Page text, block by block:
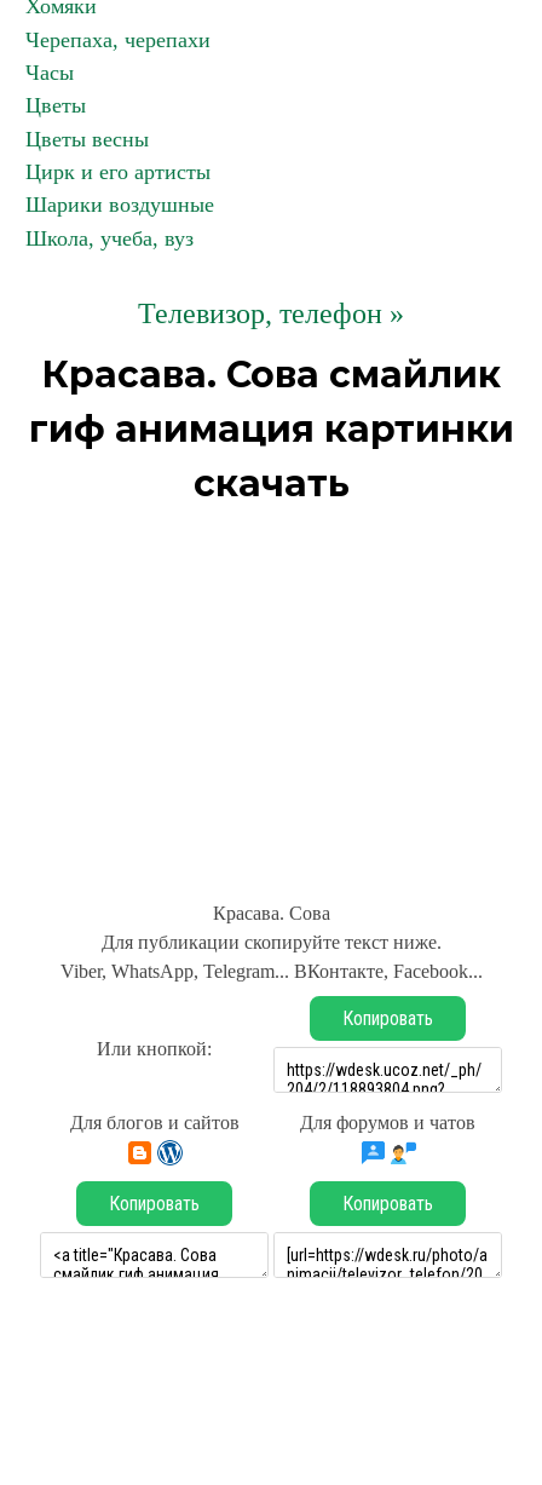
Хомяки
Черепаха, черепахи
Часы
Цветы
Цветы весны
Цирк и его артисты
Шарики воздушные
Школа, учеба, вуз
Телевизор, телефон »
Красава. Сова смайлик
гиф анимация картинки
скачать
Красава. Сова
Для публикации скопируйте текст ниже.
Viber, WhatsApp, Telegram... ВКонтакте, Facebook...
Или кнопкой:
Копировать
Для блогов и сайтов Для форумов и чатов
Копировать Копировать